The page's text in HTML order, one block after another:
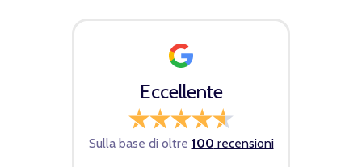
Eccellente
Sulla base di oltre 100 recensioni